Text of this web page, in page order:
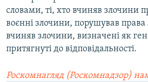
словами, ті, хто вчиняв злочини
воєнні злочини, порушував
вчиняв злочини, визначені як
притягнуті до відповідальності.
Роскомнагляд (Роскомнадзор)